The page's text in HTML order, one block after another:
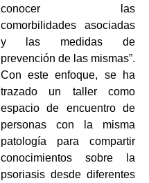
conocer las
comorbilidades asociadas
y las medidas de
prevención de las mismas”.
Con este enfoque, se ha
trazado un taller como
espacio de encuentro de
personas con la misma
patología para compartir
conocimientos sobre la
psoriasis desde diferentes